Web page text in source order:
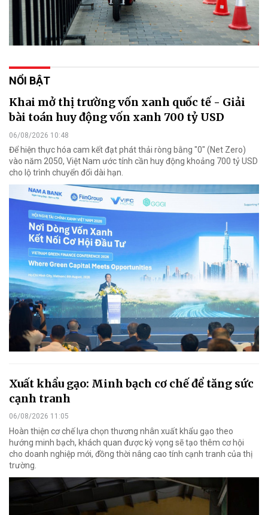
NỔI BẬT
Khai mở thị trường vốn xanh quốc tế - Giải
bài toán huy động vốn xanh 700 tỷ USD
06/08/2026 10:48
Để hiện thực hóa cam kết đạt phát thải ròng bằng "0" (Net Zero)
vào năm 2050, Việt Nam ước tính cần huy động khoảng 700 tỷ USD
cho lộ trình chuyển đổi dài hạn.
Xuất khẩu gạo: Minh bạch cơ chế để tăng sức
cạnh tranh
06/08/2026 11:05
Hoàn thiện cơ chế lựa chọn thương nhân xuất khẩu gạo theo
hướng minh bạch, khách quan được kỳ vọng sẽ tạo thêm cơ hội
cho doanh nghiệp mới, đồng thời nâng cao tính cạnh tranh của thị
trường.